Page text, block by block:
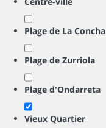
Plage de La Concha
Plage de Zurriola
Plage d'Ondarreta
Vieux Quartier